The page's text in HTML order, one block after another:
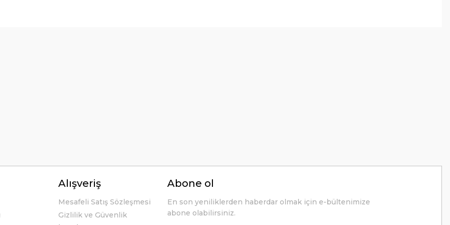
Alışveriş
Mesafeli Satış Sözleşmesi
Gizlilik ve Güvenlik
Abone ol
En son yeniliklerden haberdar olmak için e-bültenimize
abone olabilirsiniz.